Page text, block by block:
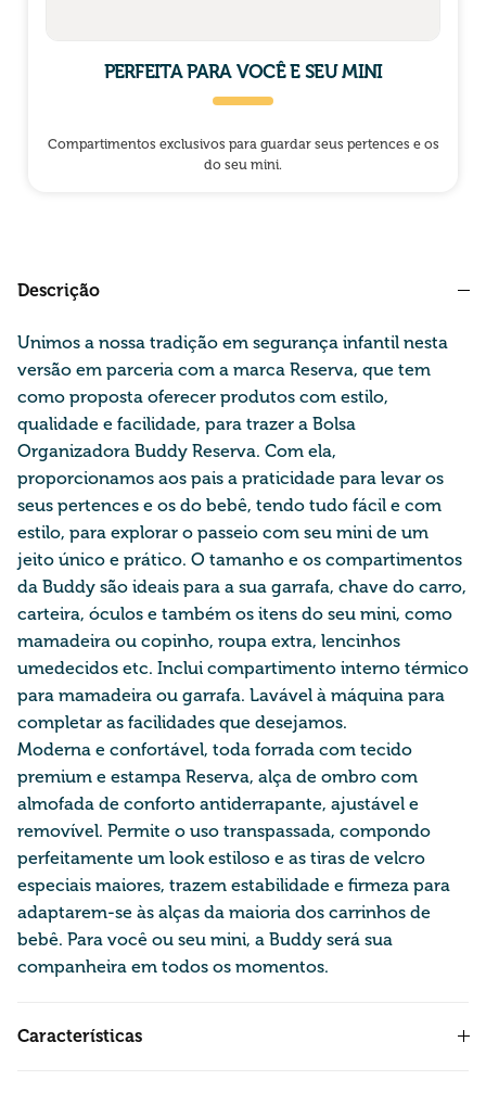
PERFEITA PARA VOCÊ E SEU MINI
Compartimentos exclusivos para guardar seus pertences e os
do seu mini.
Descrição
Unimos a nossa tradição em segurança infantil nesta
versão em parceria com a marca Reserva, que tem
como proposta oferecer produtos com estilo,
qualidade e facilidade, para trazer a Bolsa
Organizadora Buddy Reserva. Com ela,
proporcionamos aos pais a praticidade para levar os
seus pertences e os do bebê, tendo tudo fácil e com
estilo, para explorar o passeio com seu mini de um
jeito único e prático. O tamanho e os compartimentos
da Buddy são ideais para a sua garrafa, chave do carro,
carteira, óculos e também os itens do seu mini, como
mamadeira ou copinho, roupa extra, lencinhos
umedecidos etc. Inclui compartimento interno térmico
para mamadeira ou garrafa. Lavável à máquina para
completar as facilidades que desejamos.
Moderna e confortável, toda forrada com tecido
premium e estampa Reserva, alça de ombro com
almofada de conforto antiderrapante, ajustável e
removível. Permite o uso transpassada, compondo
perfeitamente um look estiloso e as tiras de velcro
especiais maiores, trazem estabilidade e firmeza para
adaptarem-se às alças da maioria dos carrinhos de
bebê. Para você ou seu mini, a Buddy será sua
companheira em todos os momentos.
Características